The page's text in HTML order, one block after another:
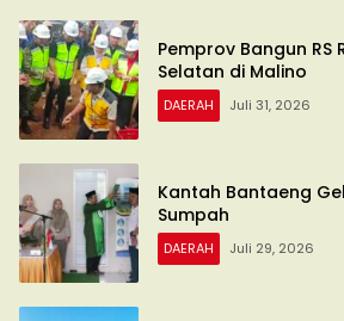
Pemprov Bangun RS
Selatan di Malino
DAERAH Juli 31, 2026
Kantah Bantaeng
Sumpah
DAERAH Juli 29, 2026